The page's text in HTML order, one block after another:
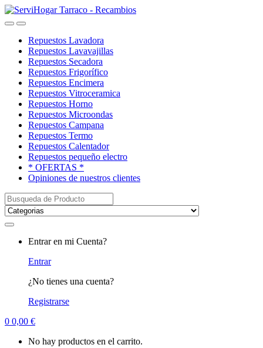
Saltar
a
saltar
al
OpenClose
Repuestos Lavadora
Repuestos Lavavajillas
Repuestos Secadora
Repuestos Frigorífico
Repuestos Encimera
Repuestos Vitroceramica
Repuestos Horno
Repuestos Microondas
Repuestos Campana
Repuestos Termo
Repuestos Calentador
Repuestos pequeño electro
* OFERTAS *
Opiniones de nuestros clientes
Buscar:
Entrar en mi Cuenta?
Entrar
¿No tienes una cuenta?
Registrarse
0 0,00 €
No hay productos en el carrito.